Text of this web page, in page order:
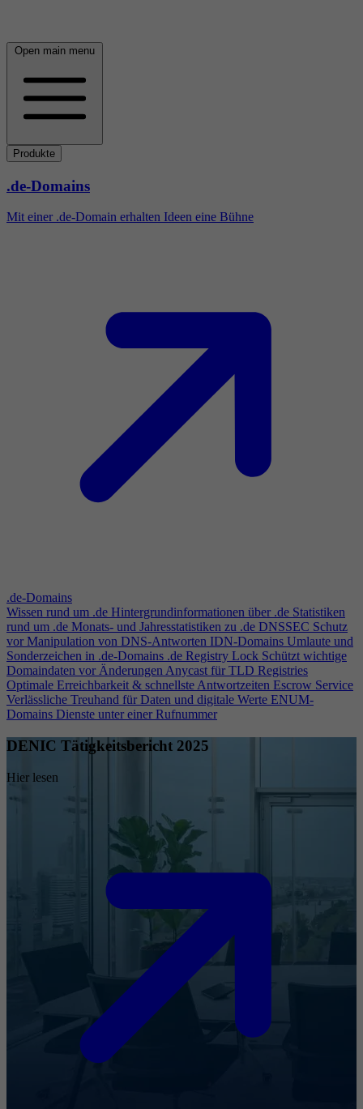
Open main menu
Produkte
.de-Domains
Mit einer .de-Domain erhalten Ideen eine Bühne
.de-Domains
Wissen rund um .de Hintergrundinformationen über .de Statistiken
rund um .de Monats- und Jahresstatistiken zu .de DNSSEC Schutz
vor Manipulation von DNS-Antworten IDN-Domains Umlaute und
Sonderzeichen in .de-Domains .de Registry Lock Schützt wichtige
Domaindaten vor ÄnderungenAnycast für TLD Registries
Optimale Erreichbarkeit & schnellste Antwortzeiten Escrow Service
Verlässliche Treuhand für Daten und digitale Werte ENUM-
Domains Dienste unter einer Rufnummer
DENIC Tätigkeitsbericht 2025
Hier lesen